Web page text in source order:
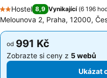
2 Počet hvězdiček
Hostel 8,9 Vynikající (6 196
Melounova 2, Praha, 12000,
od 991 Kč
Zobrazte si ceny z 5 webů
od 991 Kč
Zobrazte si ceny z 5 webů
Ukázat